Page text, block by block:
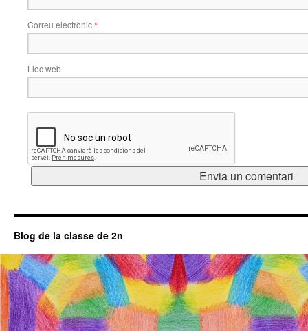
Correu electrònic*
Lloc web
Blog de la classe de 2n